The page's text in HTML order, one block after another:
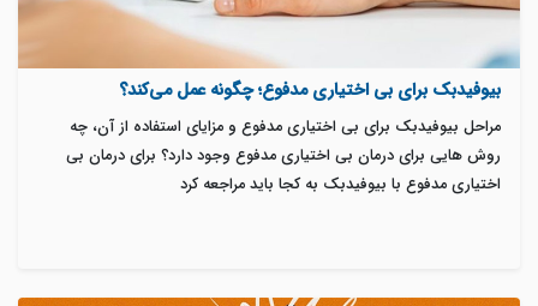
بیوفیدبک برای بی اختیاری مدفوع؛ چگونه عمل می‌کند؟
مراحل بیوفیدبک برای بی اختیاری مدفوع و مزایای استفاده از آن، چه
روش هایی برای درمان بی اختیاری مدفوع وجود دارد؟ برای درمان بی
اختیاری مدفوع با بیوفیدبک به کجا باید مراجعه کرد